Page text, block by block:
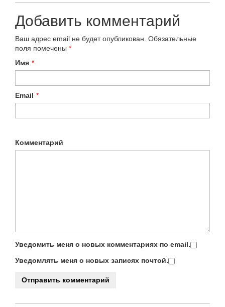
Добавить комментарий
Ваш адрес email не будет опубликован. Обязательные
поля помечены *
Имя *
Email *
Комментарий
Уведомить меня о новых комментариях по email.
Уведомлять меня о новых записях почтой.